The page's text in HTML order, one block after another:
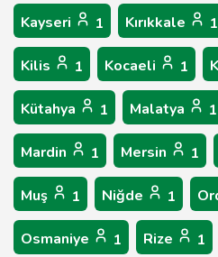
Kayseri 1 Kırıkkale 1
Kilis 1 Kocaeli 1
Kütahya 1 Malatya 1
Mardin 1 Mersin 1
Muş 1 Niğde 1
Osmaniye 1 Rize 1